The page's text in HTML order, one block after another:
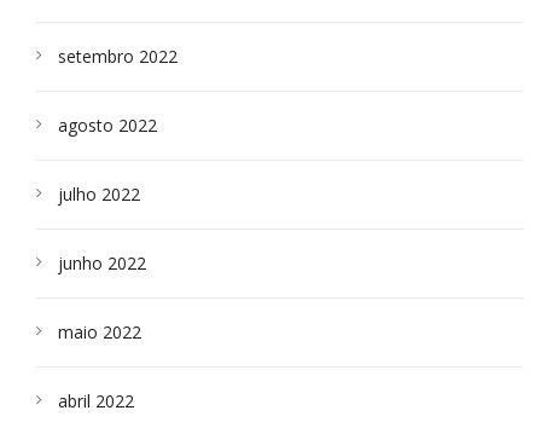
setembro 2022
agosto 2022
julho 2022
junho 2022
maio 2022
abril 2022